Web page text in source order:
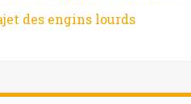
des engins lourds